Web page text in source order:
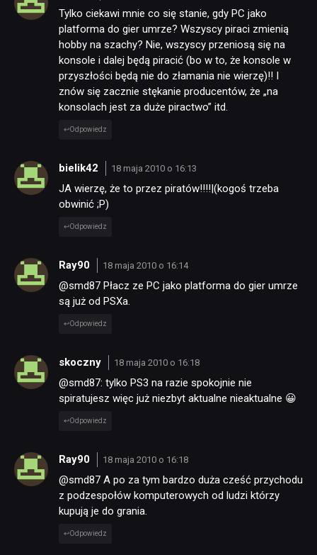
Tylko ciekawi mnie co się stanie, gdy PC jako
platforma do gier umrze? Wszyscy piraci zmienią
hobby na szachy? Nie, wszyscy przeniosą się na
konsole i dalej będą piracić (bo w to, że konsole w
przyszłości będą nie do złamania nie wierzę)!! I
znów się zacznie stękanie producentów, że „na
konsolach jest za duże piractwo” itd.
Odpowiedz
bielik42 18 maja 2010 o 16:13
JA wierzę, że to przez piratów!!!!|(kogoś trzeba
obwinić ;P)
Odpowiedz
Ray90 18 maja 2010 o 16:14
@smd87 Płacz ze PC jako platforma do gier umrze
są już od PSXa.
Odpowiedz
skoczny 18 maja 2010 o 16:18
@smd87: tylko PS3 na razie spokojnie nie
spiratujesz więc już niezbyt aktualne nieaktualne 😀
Odpowiedz
Ray90 18 maja 2010 o 16:18
@smd87 A po za tym bardzo duża cześć przychodu
z podzespołów komputerowych od ludzi którzy
kupują je do grania.
Odpowiedz